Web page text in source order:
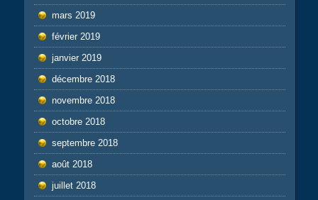
mars 2019
février 2019
janvier 2019
décembre 2018
novembre 2018
octobre 2018
septembre 2018
août 2018
juillet 2018